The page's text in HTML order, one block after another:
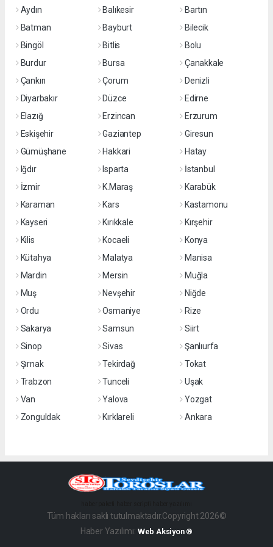
Aydın
Balıkesir
Bartın
Batman
Bayburt
Bilecik
Bingöl
Bitlis
Bolu
Burdur
Bursa
Çanakkale
Çankırı
Çorum
Denizli
Diyarbakır
Düzce
Edirne
Elazığ
Erzincan
Erzurum
Eskişehir
Gaziantep
Giresun
Gümüşhane
Hakkari
Hatay
Iğdır
Isparta
İstanbul
İzmir
K.Maraş
Karabük
Karaman
Kars
Kastamonu
Kayseri
Kırıkkale
Kırşehir
Kilis
Kocaeli
Konya
Kütahya
Malatya
Manisa
Mardin
Mersin
Muğla
Muş
Nevşehir
Niğde
Ordu
Osmaniye
Rize
Sakarya
Samsun
Siirt
Sinop
Sivas
Şanlıurfa
Şırnak
Tekirdağ
Tokat
Trabzon
Tunceli
Uşak
Van
Yalova
Yozgat
Zonguldak
Kırklareli Ankara
Tüm hakları saklı tutulmaktadır.Copyright 2026©
Haber Yazılımı: Web Aksiyon ®